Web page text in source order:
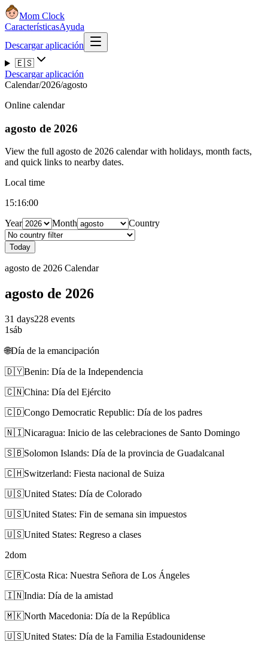
Mom Clock
CaracterísticasAyuda
Descargar aplicación
🇪🇸
Descargar aplicación
Calendar/2026/agosto
Online calendar
agosto de 2026
View the full agosto de 2026 calendar with holidays, month facts,
and quick links to nearby dates.
Local time
15:16:01
Year
Month Country
Today
agosto de 2026 Calendar
agosto de 2026
31 days228 events
1sáb
🌐Día de la emancipación
🇩🇾Benin: Día de la Independencia
🇨🇳China: Día del Ejército
🇨🇩Congo Democratic Republic: Día de los padres
🇳🇮Nicaragua: Inicio de las celebraciones de Santo Domingo
🇸🇧Solomon Islands: Día de la provincia de Guadalcanal
🇨🇭Switzerland: Fiesta nacional de Suiza
🇺🇸United States: Día de Colorado
🇺🇸United States: Fin de semana sin impuestos
🇺🇸United States: Regreso a clases
2dom
🇨🇷Costa Rica: Nuestra Señora de Los Ángeles
🇮🇳India: Día de la amistad
🇲🇰North Macedonia: Día de la República
🇺🇸United States: Día de la Familia Estadounidense